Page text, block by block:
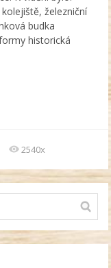
železniční
budka
historická
2540x